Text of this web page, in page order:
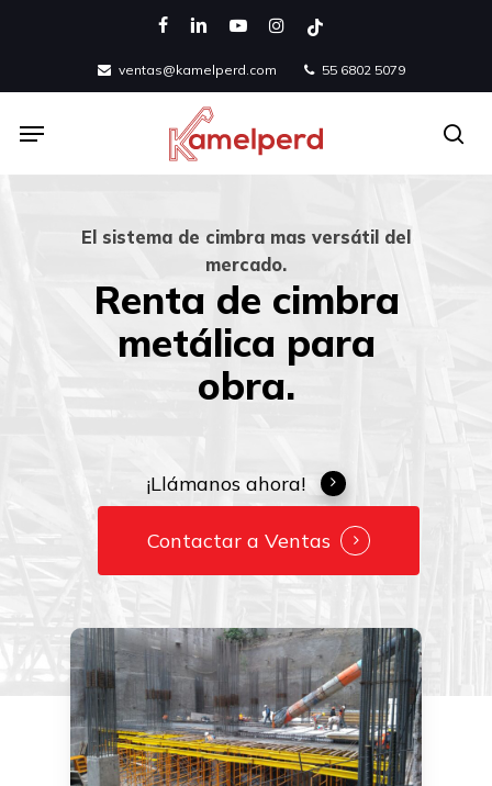
main
content
facebooklinkedinyoutubeinstagram
tiktok
ventas@kamelperd.com 55 6802 5079
Menu
El sistema de cimbra mas versátil del
mercado.
Renta de cimbra
metálica para
obra.
¡Llámanos ahora!
Contactar a Ventas